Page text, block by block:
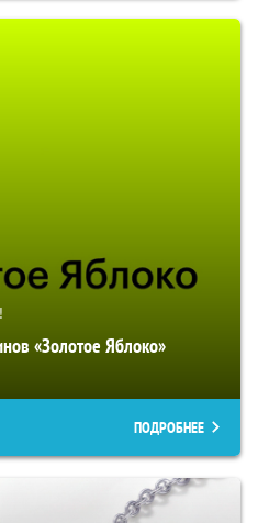
«Золотое Яблоко»
ПОДРОБНЕЕ